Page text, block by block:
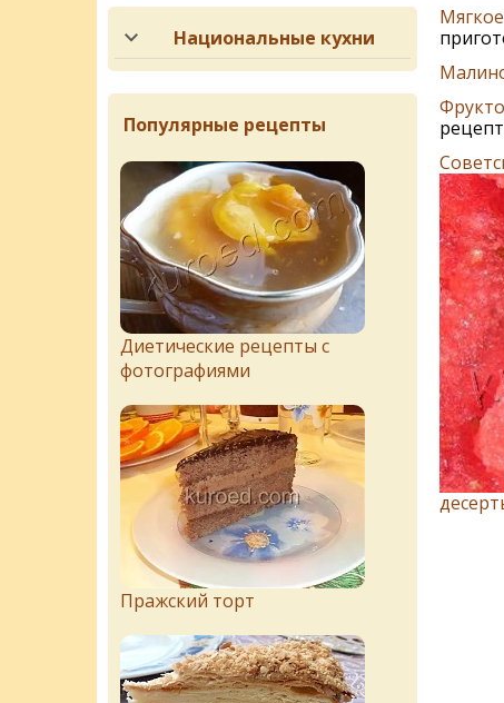
Национальные кухни
Популярные рецепты
Диетические рецепты с
фотографиями
Пражский торт